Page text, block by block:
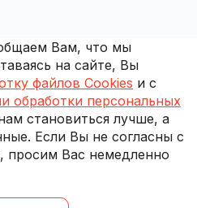
Вам, что мы
на сайте, Вы
файлов Cookies и с
обработки персональных
становиться лучше, а
Если Вы не согласны с
просим Вас немедленно